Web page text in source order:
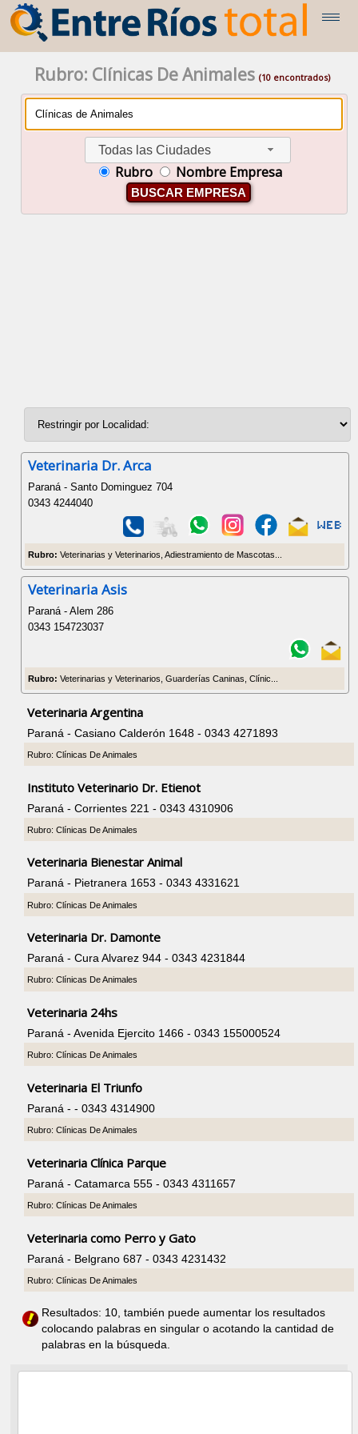
Rubro: Clínicas De Animales(10 encontrados)
Todas las Ciudades
Rubro Nombre Empresa
BUSCAR EMPRESA
Veterinaria Dr. Arca
Paraná - Santo Dominguez 704
0343 4244040
Rubro: Veterinarias y Veterinarios, Adiestramiento de Mascotas...
Veterinaria Asis
Paraná - Alem 286
0343 154723037
Rubro: Veterinarias y Veterinarios, Guarderías Caninas, Clínic...
Veterinaria Argentina
Paraná - Casiano Calderón 1648 - 0343 4271893
Rubro: Clínicas De Animales
Instituto Veterinario Dr. Etienot
Paraná - Corrientes 221 - 0343 4310906
Rubro: Clínicas De Animales
Veterinaria Bienestar Animal
Paraná - Pietranera 1653 - 0343 4331621
Rubro: Clínicas De Animales
Veterinaria Dr. Damonte
Paraná - Cura Alvarez 944 - 0343 4231844
Rubro: Clínicas De Animales
Veterinaria 24hs
Paraná - Avenida Ejercito 1466 - 0343 155000524
Rubro: Clínicas De Animales
Veterinaria El Triunfo
Paraná - - 0343 4314900
Rubro: Clínicas De Animales
Veterinaria Clínica Parque
Paraná - Catamarca 555 - 0343 4311657
Rubro: Clínicas De Animales
Veterinaria como Perro y Gato
Paraná - Belgrano 687 - 0343 4231432
Rubro: Clínicas De Animales
Resultados: 10, también puede aumentar los resultados
colocando palabras en singular o acotando la cantidad de
palabras en la búsqueda.